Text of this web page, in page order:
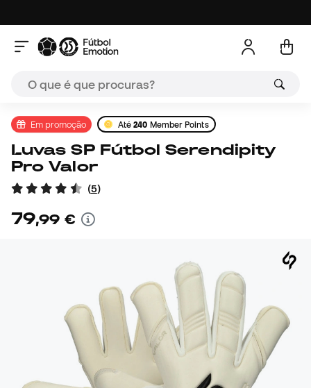
Em promoção Até240 Member Points
Luvas SP Fútbol Serendipity
Pro Valor
(5)
79,99 €